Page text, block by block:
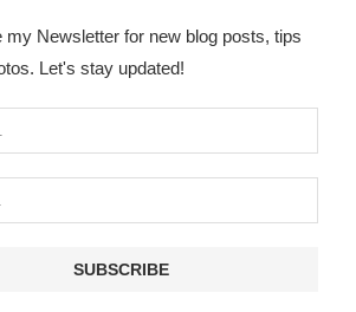
my Newsletter for new blog posts, tips
Let's stay updated!